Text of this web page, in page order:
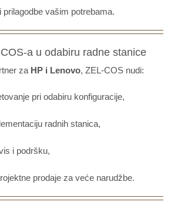
prilagodbe vašim potrebama.
a u odabiru radne stanice
za HP i Lenovo, ZEL-COS nudi:
pri odabiru konfiguracije,
radnih stanica,
i podršku,
prodaje za veće narudžbe.